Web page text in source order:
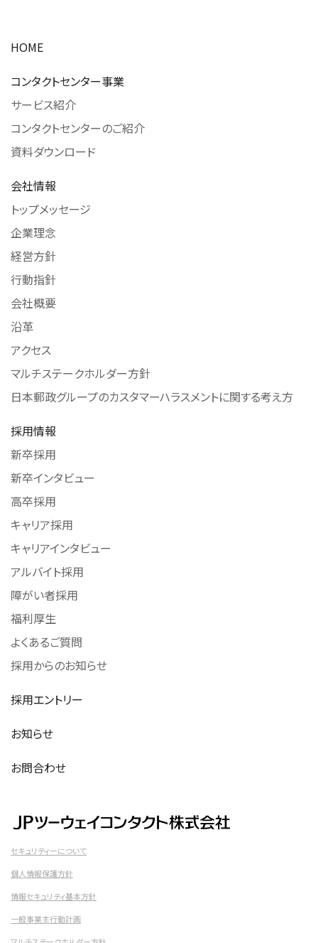
HOME
コンタクトセンター事業
サービス紹介
コンタクトセンターのご紹介
資料ダウンロード
会社情報
トップメッセージ
企業理念
経営方針
行動指針
会社概要
沿革
アクセス
マルチステークホルダー方針
日本郵政グループのカスタマーハラスメントに関する考え方
採用情報
新卒採用
新卒インタビュー
高卒採用
キャリア採用
キャリアインタビュー
アルバイト採用
障がい者採用
福利厚生
よくあるご質問
採用からのお知らせ
採用エントリー
お知らせ
お問合わせ
セキュリティーについて
個人情報保護方針
情報セキュリティ基本方針
一般事業主行動計画